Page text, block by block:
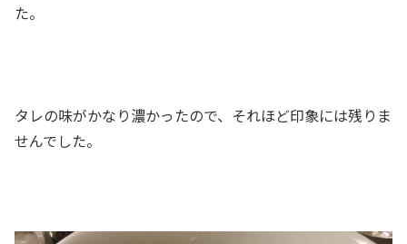
た。
タレの味がかなり濃かったので、それほど印象には残りま
せんでした。